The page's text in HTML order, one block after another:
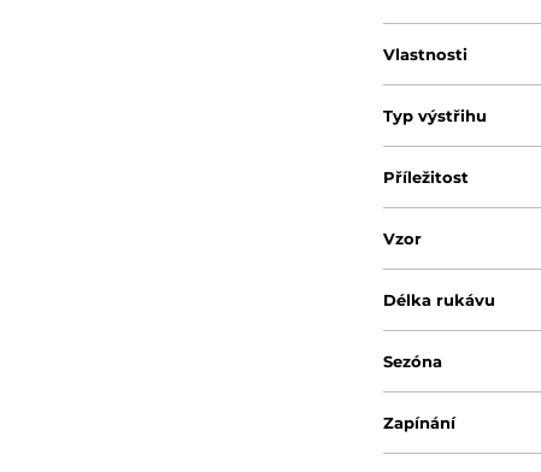
Vlastnosti
Typ výstřihu
Příležitost
Vzor
Délka rukávu
Sezóna
Zapínání